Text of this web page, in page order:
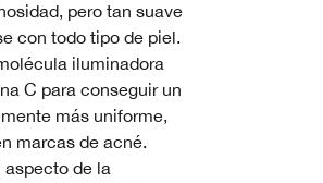
pero tan suave
con todo tipo de piel.
iluminadora
C para conseguir un
más uniforme,
marcas de acné.
aspecto de la